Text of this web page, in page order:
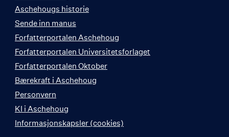
Aschehougs historie
Sende inn manus
Forfatterportalen Aschehoug
Forfatterportalen Universitetsforlaget
Forfatterportalen Oktober
Bærekraft i Aschehoug
Personvern
KI i Aschehoug
Informasjonskapsler (cookies)